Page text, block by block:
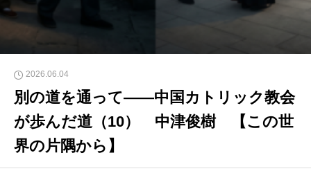
2026.06.04
別の道を通って――中国カトリック教会
が歩んだ道（10） 中津俊樹 【この世
界の片隅から】